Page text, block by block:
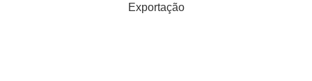
Exportação